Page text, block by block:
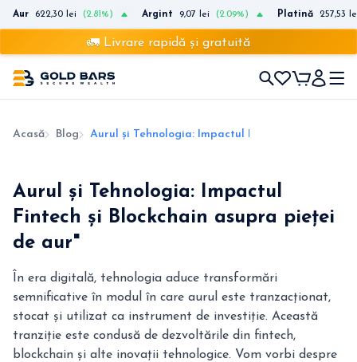
Aur 622,30 lei (2.81%) Argint 9,07 lei (2.09%) Platină 257,53
🚛 Livrare rapidă și gratuită
Acasă Blog Aurul și Tehnologia: Impactul Fintech și
Aurul și Tehnologia: Impactul
Fintech și Blockchain asupra pieței
de aur"
În era digitală, tehnologia aduce transformări
semnificative în modul în care aurul este tranzacționat,
stocat și utilizat ca instrument de investiție. Această
tranziție este condusă de dezvoltările din fintech,
blockchain și alte inovații tehnologice. Vom vorbi despre